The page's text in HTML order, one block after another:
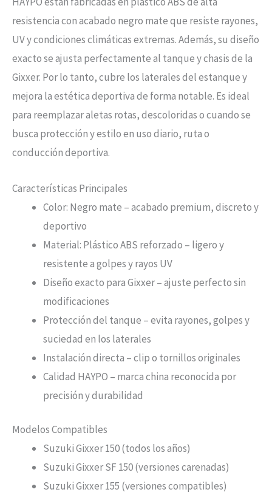
resistencia con acabado negro mate que resiste rayones,
UV y condiciones climáticas extremas. Además, su diseño
exacto se ajusta perfectamente al tanque y chasis de la
Gixxer. Por lo tanto, cubre los laterales del estanque y
mejora la estética deportiva de forma notable. Es ideal
para reemplazar aletas rotas, descoloridas o cuando se
busca protección y estilo en uso diario, ruta o
conducción deportiva.
Características Principales
Color: Negro mate – acabado premium, discreto y
deportivo
Material: Plástico ABS reforzado – ligero y
resistente a golpes y rayos UV
Diseño exacto para Gixxer – ajuste perfecto sin
modificaciones
Protección del tanque – evita rayones, golpes y
suciedad en los laterales
Instalación directa – clip o tornillos originales
Calidad HAYPO – marca china reconocida por
precisión y durabilidad
Modelos Compatibles
Suzuki Gixxer 150 (todos los años)
Suzuki Gixxer SF 150 (versiones carenadas)
Suzuki Gixxer 155 (versiones compatibles)